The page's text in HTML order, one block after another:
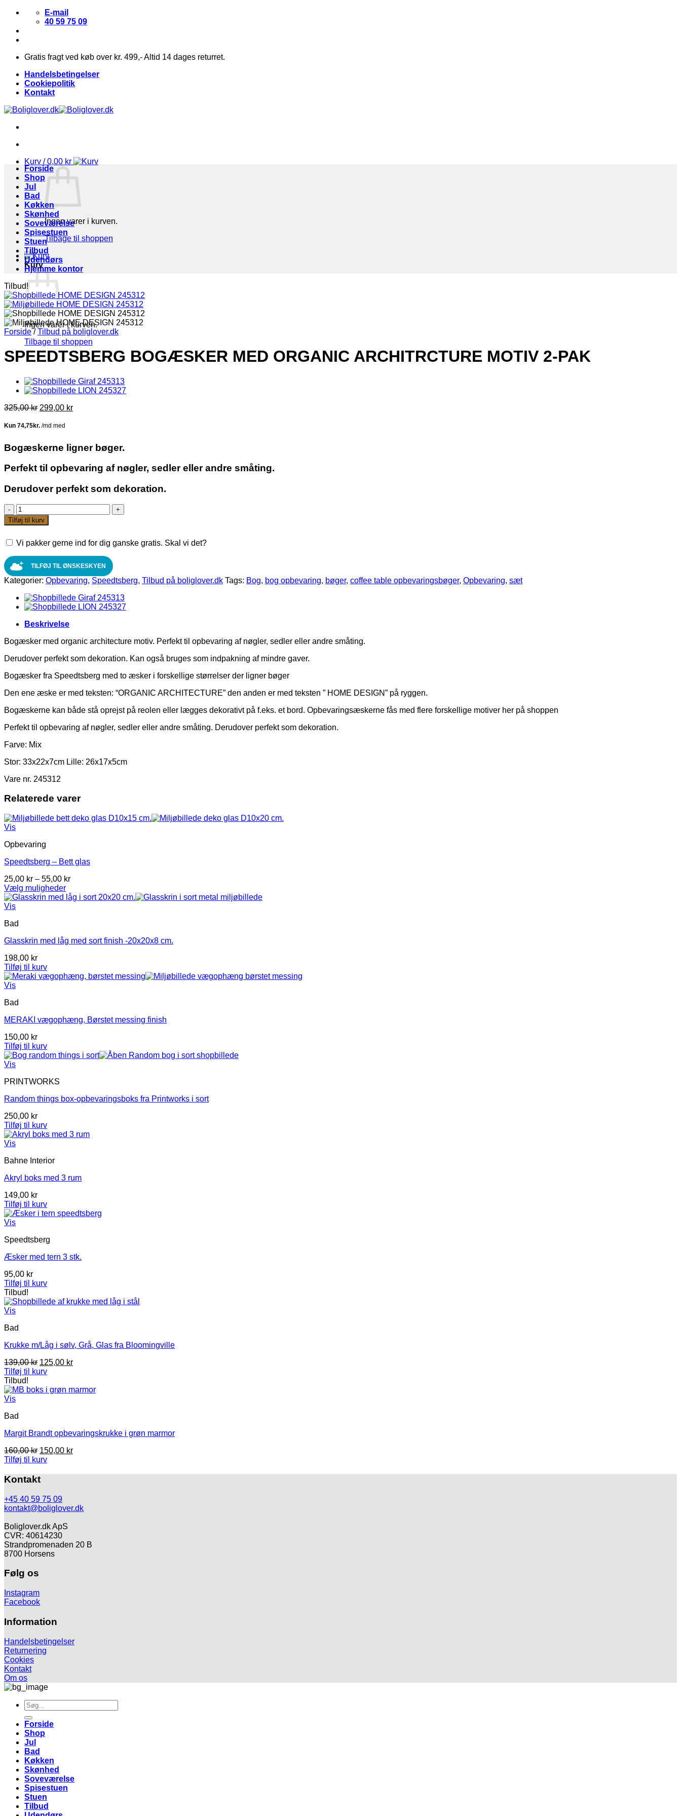
Fortsæt
indhold
E-mail
40 59 75 09
Gratis fragt ved køb over kr. 499,- Altid 14 dages returret.
Handelsbetingelser
Cookiepolitik
Kontakt
Kurv /0,00 kr
Ingen varer i kurven.
Tilbage til shoppen
Kurv
Ingen varer i kurven.
Tilbage til shoppen
Forside
Shop
Jul
Bad
Køkken
Skønhed
Soveværelse
Spisestuen
Stuen
Tilbud
Udendørs
Hjemme kontor
Tilbud!
Forside / Tilbud på boliglover.dk
SPEEDTSBERG BOGÆSKER MED ORGANIC ARCHITRCTURE MOTIV 2-PAK
325,00kr Den
pris
325,00 kr.
299,00 krDen
299,00 kr.
Bogæskerne ligner bøger.
Perfekt til opbevaring af nøgler, sedler eller andre småting.
Derudover perfekt som dekoration.
SPEEDTSBERG
BOGÆSKER
MED
ARCHITRCTURE
2-
PAK
antal
Tilføj til kurv
Vi pakker gerne ind for dig ganske gratis. Skal vi det?
TILFØJ TIL ØNSKESKYEN
Kategorier: Opbevaring, Speedtsberg, Tilbud på boliglover.dk Tags: Bog, bog opbevaring, bøger, coffee table opbevaringsbøger, Opbevaring, sæt
Beskrivelse
Bogæsker med organic architecture motiv. Perfekt til opbevaring af nøgler, sedler eller andre småting.
Derudover perfekt som dekoration. Kan også bruges som indpakning af mindre gaver.
Bogæsker fra Speedtsberg med to æsker i forskellige størrelser der ligner bøger
Den ene æske er med teksten: “ORGANIC ARCHITECTURE” den anden er med teksten ” HOME DESIGN” på ryggen.
Bogæskerne kan både stå oprejst på reolen eller lægges dekorativt på f.eks. et bord. Opbevaringsæskerne fås med flere forskellige motiver her på shoppen
Perfekt til opbevaring af nøgler, sedler eller andre småting. Derudover perfekt som dekoration.
Farve: Mix
Stor: 33x22x7cm Lille: 26x17x5cm
Vare nr. 245312
Relaterede varer
Vis
Opbevaring
Speedtsberg – Bett glas
25,00 kr – 55,00 krPrisinterval:
til
Vælg muligheder
Dette
vare
flere
Mulighederne
vælges
på
varesiden
Vis
Bad
Glasskrin med låg med sort finish -20x20x8 cm.
198,00 kr
Tilføj til kurv
Vis
Bad
MERAKI vægophæng, Børstet messing finish
150,00 kr
Tilføj til kurv
Vis
PRINTWORKS
Random things box-opbevaringsboks fra Printworks i sort
250,00 kr
Tilføj til kurv
Vis
Bahne Interior
Akryl boks med 3 rum
149,00 kr
Tilføj til kurv
Vis
Speedtsberg
Æsker med tern 3 stk.
95,00 kr
Tilføj til kurv
Tilbud!
Vis
Bad
Krukke m/Låg i sølv, Grå, Glas fra Bloomingville
139,00kr Den
oprindelige
var:
125,00 krDen
er:
Tilføj til kurv
Tilbud!
Vis
Bad
Margit Brandt opbevaringskrukke i grøn marmor
160,00kr Den
oprindelige
var:
150,00 krDen
Tilføj til kurv
Kontakt
+45 40 59 75 09
kontakt@boliglover.dk
Boliglover.dk ApS
CVR: 40614230
Strandpromenaden 20 B
8700 Horsens
Følg os
Instagram
Facebook
Information
Handelsbetingelser
Returnering
Cookies
Kontakt
Om os
Søg
efter:
Forside
Shop
Jul
Bad
Køkken
Skønhed
Soveværelse
Spisestuen
Stuen
Tilbud